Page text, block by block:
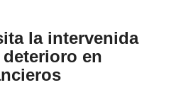
la intervenida
deterioro en